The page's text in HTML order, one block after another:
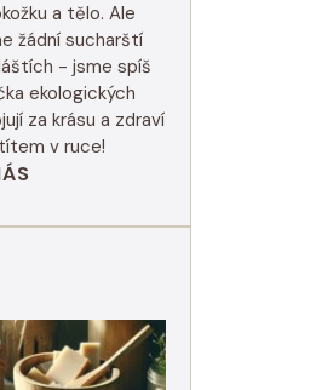
a tělo. Ale
žádní sucharští
- jsme spíš
ekologických
za krásu a zdraví
v ruce!